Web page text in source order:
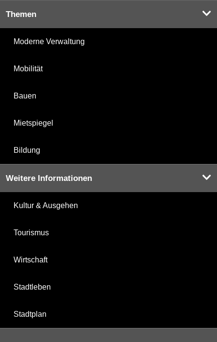
Themen
Moderne Verwaltung
Mobilität
Bauen
Mietspiegel
Bildung
Weitere Informationen
Kultur & Ausgehen
Tourismus
Wirtschaft
Stadtleben
Stadtplan